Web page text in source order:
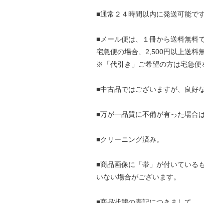
■通常２４時間以内に発送可能です
■メール便は、１冊から送料無料で
宅急便の場合、2,500円以上送料
※「代引き」ご希望の方は宅急便
■中古品ではございますが、良好
■万が一品質に不備が有った場合
■クリーニング済み。
■商品画像に「帯」が付いている
いない場合がございます。